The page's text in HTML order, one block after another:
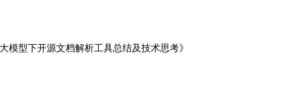
模型下开源文档解析工具总结及技术思考》